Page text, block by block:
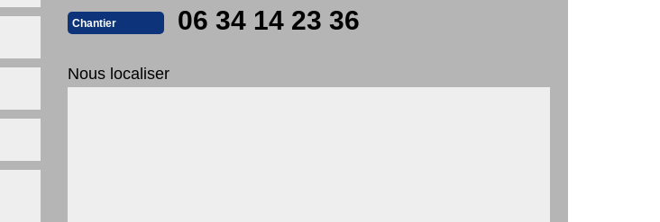
Chantier 06 34 14 23 36
Nous localiser